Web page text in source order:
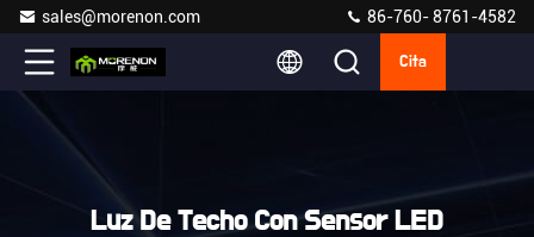
sales@morenon.com 86-760- 8761-4582
Cita
Luz De Techo Con Sensor LED